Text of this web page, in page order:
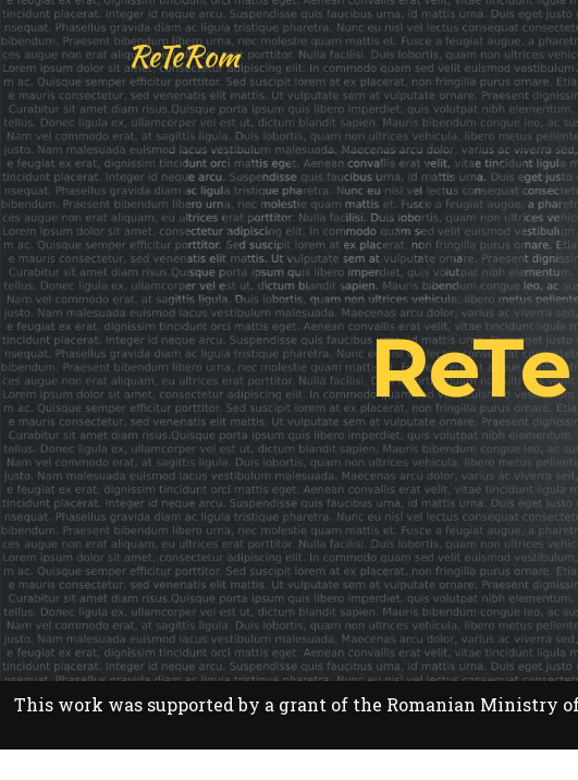
ReTeRom
This work was supported by a grant of the Romanian Ministry of